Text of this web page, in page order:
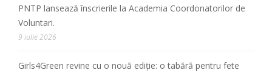
PNTP lansează înscrierile la Academia Coordonatorilor de
Voluntari.
9 iulie 2026
Girls4Green revine cu o nouă ediție: o tabără pentru fete